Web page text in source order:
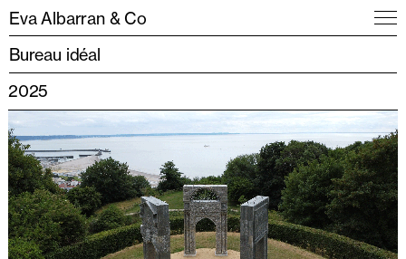
Eva Albarran & Co
Bureau idéal
2025